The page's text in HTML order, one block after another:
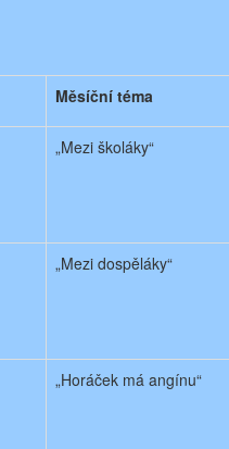
Měsíční téma
„Mezi školáky“
„Mezi dospěláky“
„Horáček má angínu“